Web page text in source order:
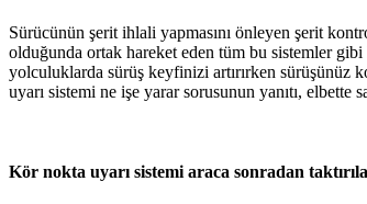
Sürücünün şerit ihlali yapmasını önleyen şerit
olduğunda ortak hareket eden tüm bu sistemler
yolculuklarda sürüş keyfinizi artırırken sürüşünüz
uyarı sistemi ne işe yarar sorusunun yanıtı,
Kör nokta uyarı sistemi araca sonradan